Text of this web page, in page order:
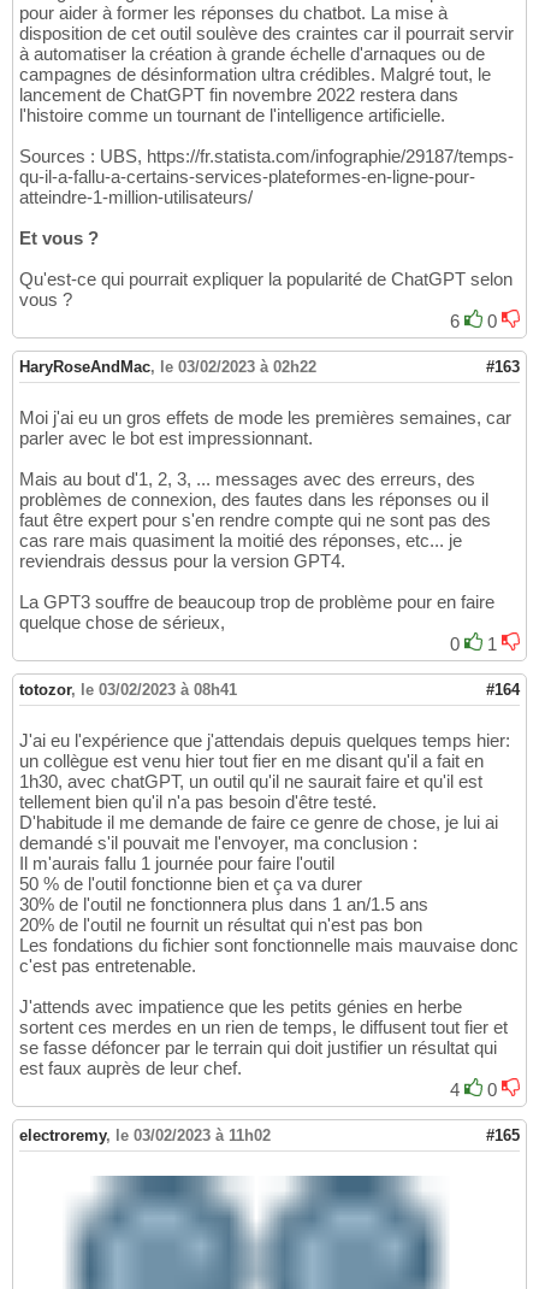
pour aider à former les réponses du chatbot. La mise à
disposition de cet outil soulève des craintes car il pourrait servir
à automatiser la création à grande échelle d'arnaques ou de
campagnes de désinformation ultra crédibles. Malgré tout, le
lancement de ChatGPT fin novembre 2022 restera dans
l'histoire comme un tournant de l'intelligence artificielle.
Sources : UBS, https://fr.statista.com/infographie/29187/temps-
qu-il-a-fallu-a-certains-services-plateformes-en-ligne-pour-
atteindre-1-million-utilisateurs/
Et vous ?
Qu'est-ce qui pourrait expliquer la popularité de ChatGPT selon
vous ?
6
0
HaryRoseAndMac, le 03/02/2023 à 02h22 #163
Moi j'ai eu un gros effets de mode les premières semaines, car
parler avec le bot est impressionnant.
Mais au bout d'1, 2, 3, ... messages avec des erreurs, des
problèmes de connexion, des fautes dans les réponses ou il
faut être expert pour s'en rendre compte qui ne sont pas des
cas rare mais quasiment la moitié des réponses, etc... je
reviendrais dessus pour la version GPT4.
La GPT3 souffre de beaucoup trop de problème pour en faire
quelque chose de sérieux,
0
1
totozor, le 03/02/2023 à 08h41 #164
J'ai eu l'expérience que j'attendais depuis quelques temps hier:
un collègue est venu hier tout fier en me disant qu'il a fait en
1h30, avec chatGPT, un outil qu'il ne saurait faire et qu'il est
tellement bien qu'il n'a pas besoin d'être testé.
D'habitude il me demande de faire ce genre de chose, je lui ai
demandé s'il pouvait me l'envoyer, ma conclusion :
Il m'aurais fallu 1 journée pour faire l'outil
50 % de l'outil fonctionne bien et ça va durer
30% de l'outil ne fonctionnera plus dans 1 an/1.5 ans
20% de l'outil ne fournit un résultat qui n'est pas bon
Les fondations du fichier sont fonctionnelle mais mauvaise donc
c'est pas entretenable.
J'attends avec impatience que les petits génies en herbe
sortent ces merdes en un rien de temps, le diffusent tout fier et
se fasse défoncer par le terrain qui doit justifier un résultat qui
est faux auprès de leur chef.
4
0
electroremy, le 03/02/2023 à 11h02 #165